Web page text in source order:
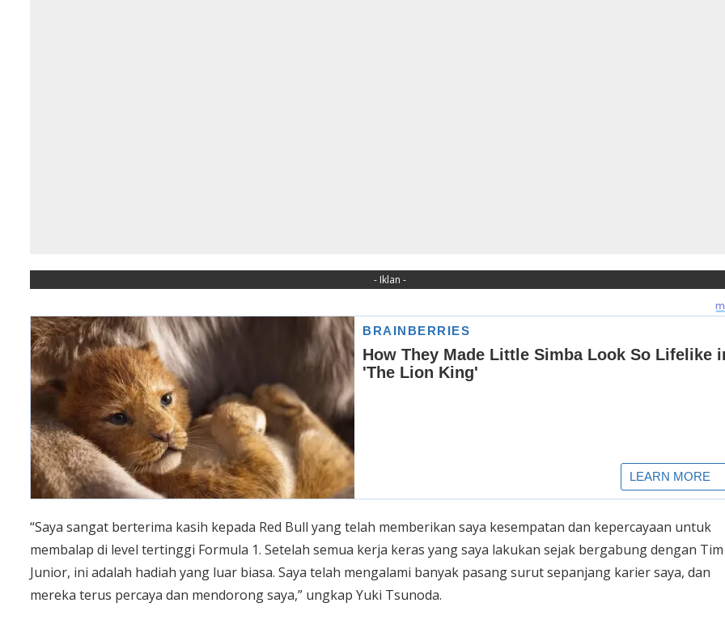
- Iklan -
“Saya sangat berterima kasih kepada Red Bull yang telah memberikan saya kesempatan dan kepercayaan untuk
membalap di level tertinggi Formula 1. Setelah semua kerja keras yang saya lakukan sejak bergabung dengan Tim
Junior, ini adalah hadiah yang luar biasa. Saya telah mengalami banyak pasang surut sepanjang karier saya, dan
mereka terus percaya dan mendorong saya,” ungkap Yuki Tsunoda.